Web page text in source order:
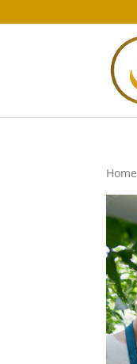
Home